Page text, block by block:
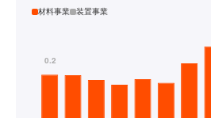
材料事業 装置事業